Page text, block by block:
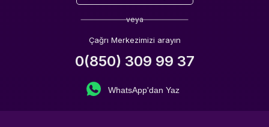
veya
Çağrı Merkezimizi arayın
0(850) 309 99 37
WhatsApp'dan Yaz